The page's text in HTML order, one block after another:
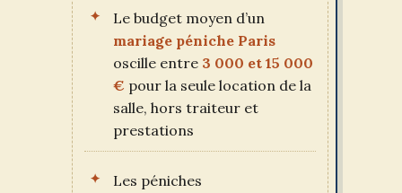
Le budget moyen d’un
mariage péniche Paris
oscille entre 3 000 et 15 000
€ pour la seule location de la
salle, hors traiteur et
prestations
Les péniches